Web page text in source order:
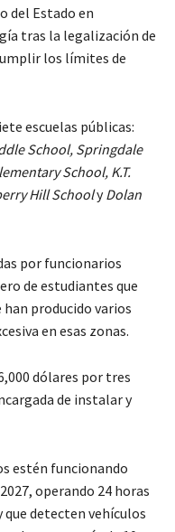
del Estado en
tras la legalización de
los límites de
escuelas públicas:
School, Springdale
School, K.T.
Hill SchoolyDolan
por funcionarios
de estudiantes que
producido varios
en esas zonas.
dólares por tres
de instalar y
estén funcionando
operando 24 horas
que detecten vehículos